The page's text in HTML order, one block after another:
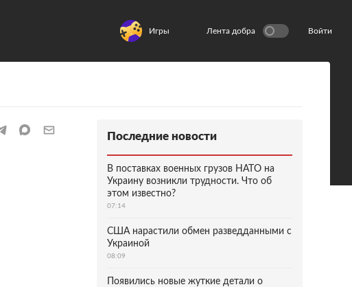
Игры Лента добра Войти
Последние новости
В поставках военных грузов НАТО на
Украину возникли трудности. Что об
этом известно?
07:14
США нарастили обмен разведданными с
Украиной
08:09
Появились новые жуткие детали о